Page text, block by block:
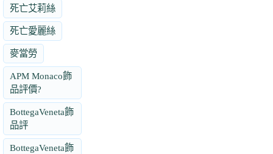
死亡艾莉絲
死亡愛麗絲
麥當勞
APM Monaco飾
品評價?
BottegaVeneta飾
品評
BottegaVeneta飾